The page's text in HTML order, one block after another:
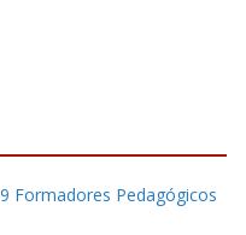
Formadores Pedagógicos